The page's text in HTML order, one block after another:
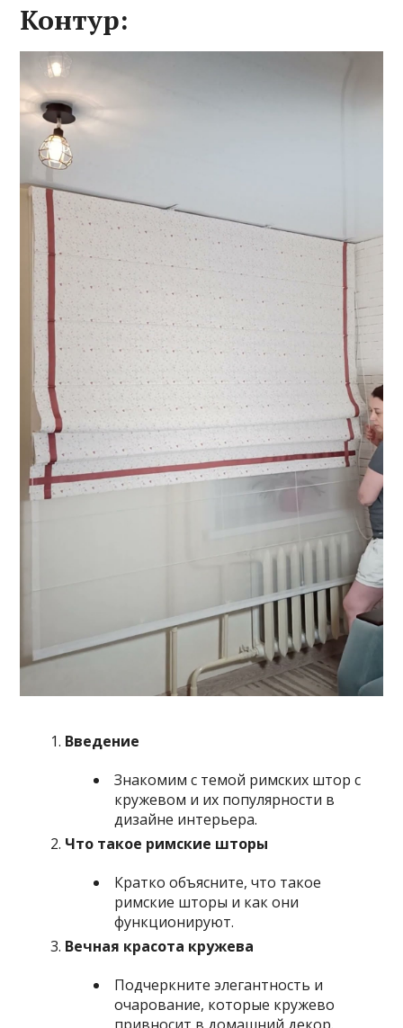
Контур:
Введение
Знакомим с темой римских штор с
кружевом и их популярности в
дизайне интерьера.
Что такое римские шторы
Кратко объясните, что такое
римские шторы и как они
функционируют.
Вечная красота кружева
Подчеркните элегантность и
очарование, которые кружево
привносит в домашний декор.